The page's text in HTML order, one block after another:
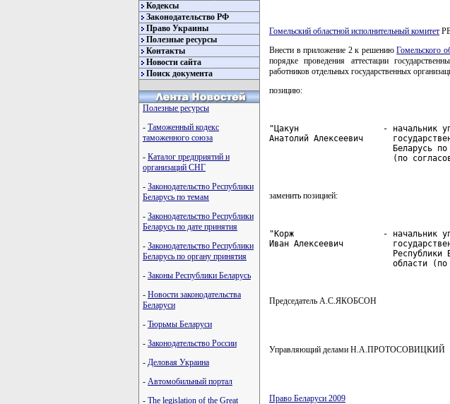
Кодексы
Законодательство РФ
Право Украины
Полезные ресурсы
Контакты
Новости сайта
Поиск документа
Полезные ресурсы
- Таможенный кодекс
таможенного союза
- Каталог предприятий и
организаций СНГ
- Законодательство Республики
Беларусь по темам
- Законодательство Республики
Беларусь по дате принятия
- Законодательство Республики
Беларусь по органу принятия
- Законы Республики Беларусь
- Новости законодательства
Беларуси
- Тюрьмы Беларуси
- Законодательство России
- Деловая Украина
- Автомобильный портал
- The legislation of the Great
Гомельский областной исполнительный комитет
Внести в приложение 2 к решениюГомельского
порядке проведения аттестации
работников отдельных государственных
позицию:
"Цакун                 - начальник
Анатолий Алексеевич
Беларусь
(по
заменить позицией:
"Корж                  - начальник
Иван Алексеевич
Республики
области (по
Председатель А.С.ЯКОБСОН
Управляющий делами Н.А.ПРОТОСОВИЦКИЙ
Право Беларуси 2009